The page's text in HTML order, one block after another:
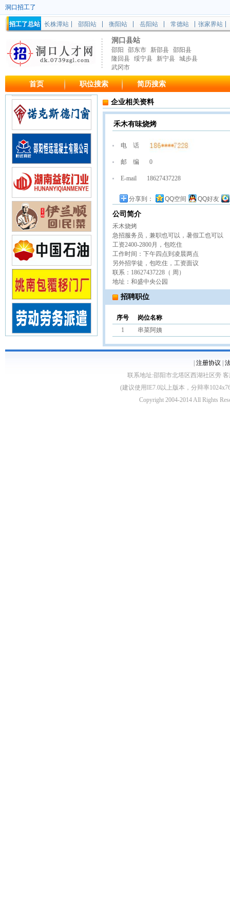
洞口招工了
招工了总站 长株潭站 邵阳站 衡阳站 岳阳站 常德站 张家界站
洞口县站
邵阳 邵东市 新邵县 邵阳县
隆回县 绥宁县 新宁县 城步县
武冈市
首页 职位搜索 简历搜索
企业相关资料
禾木有味烧烤
电 话
邮 编 0
E-mail 18627437228
分享到： QQ空间 QQ好友
公司简介
禾木烧烤
急招服务员，兼职也可以，暑假工也可以
工资2400-2800月，包吃住
工作时间：下午四点到凌晨两点
另外招学徒，包吃住，工资面议
联系：18627437228（ 周）
地址：和盛中央公园
招聘职位
序号
岗位名称
1
串菜阿姨
注册协议
联系地址:邵阳市北塔区西湖社区旁 客
(建议使用IE7.0以上版本，分辩率
Copyright 2004-2014 All Rights